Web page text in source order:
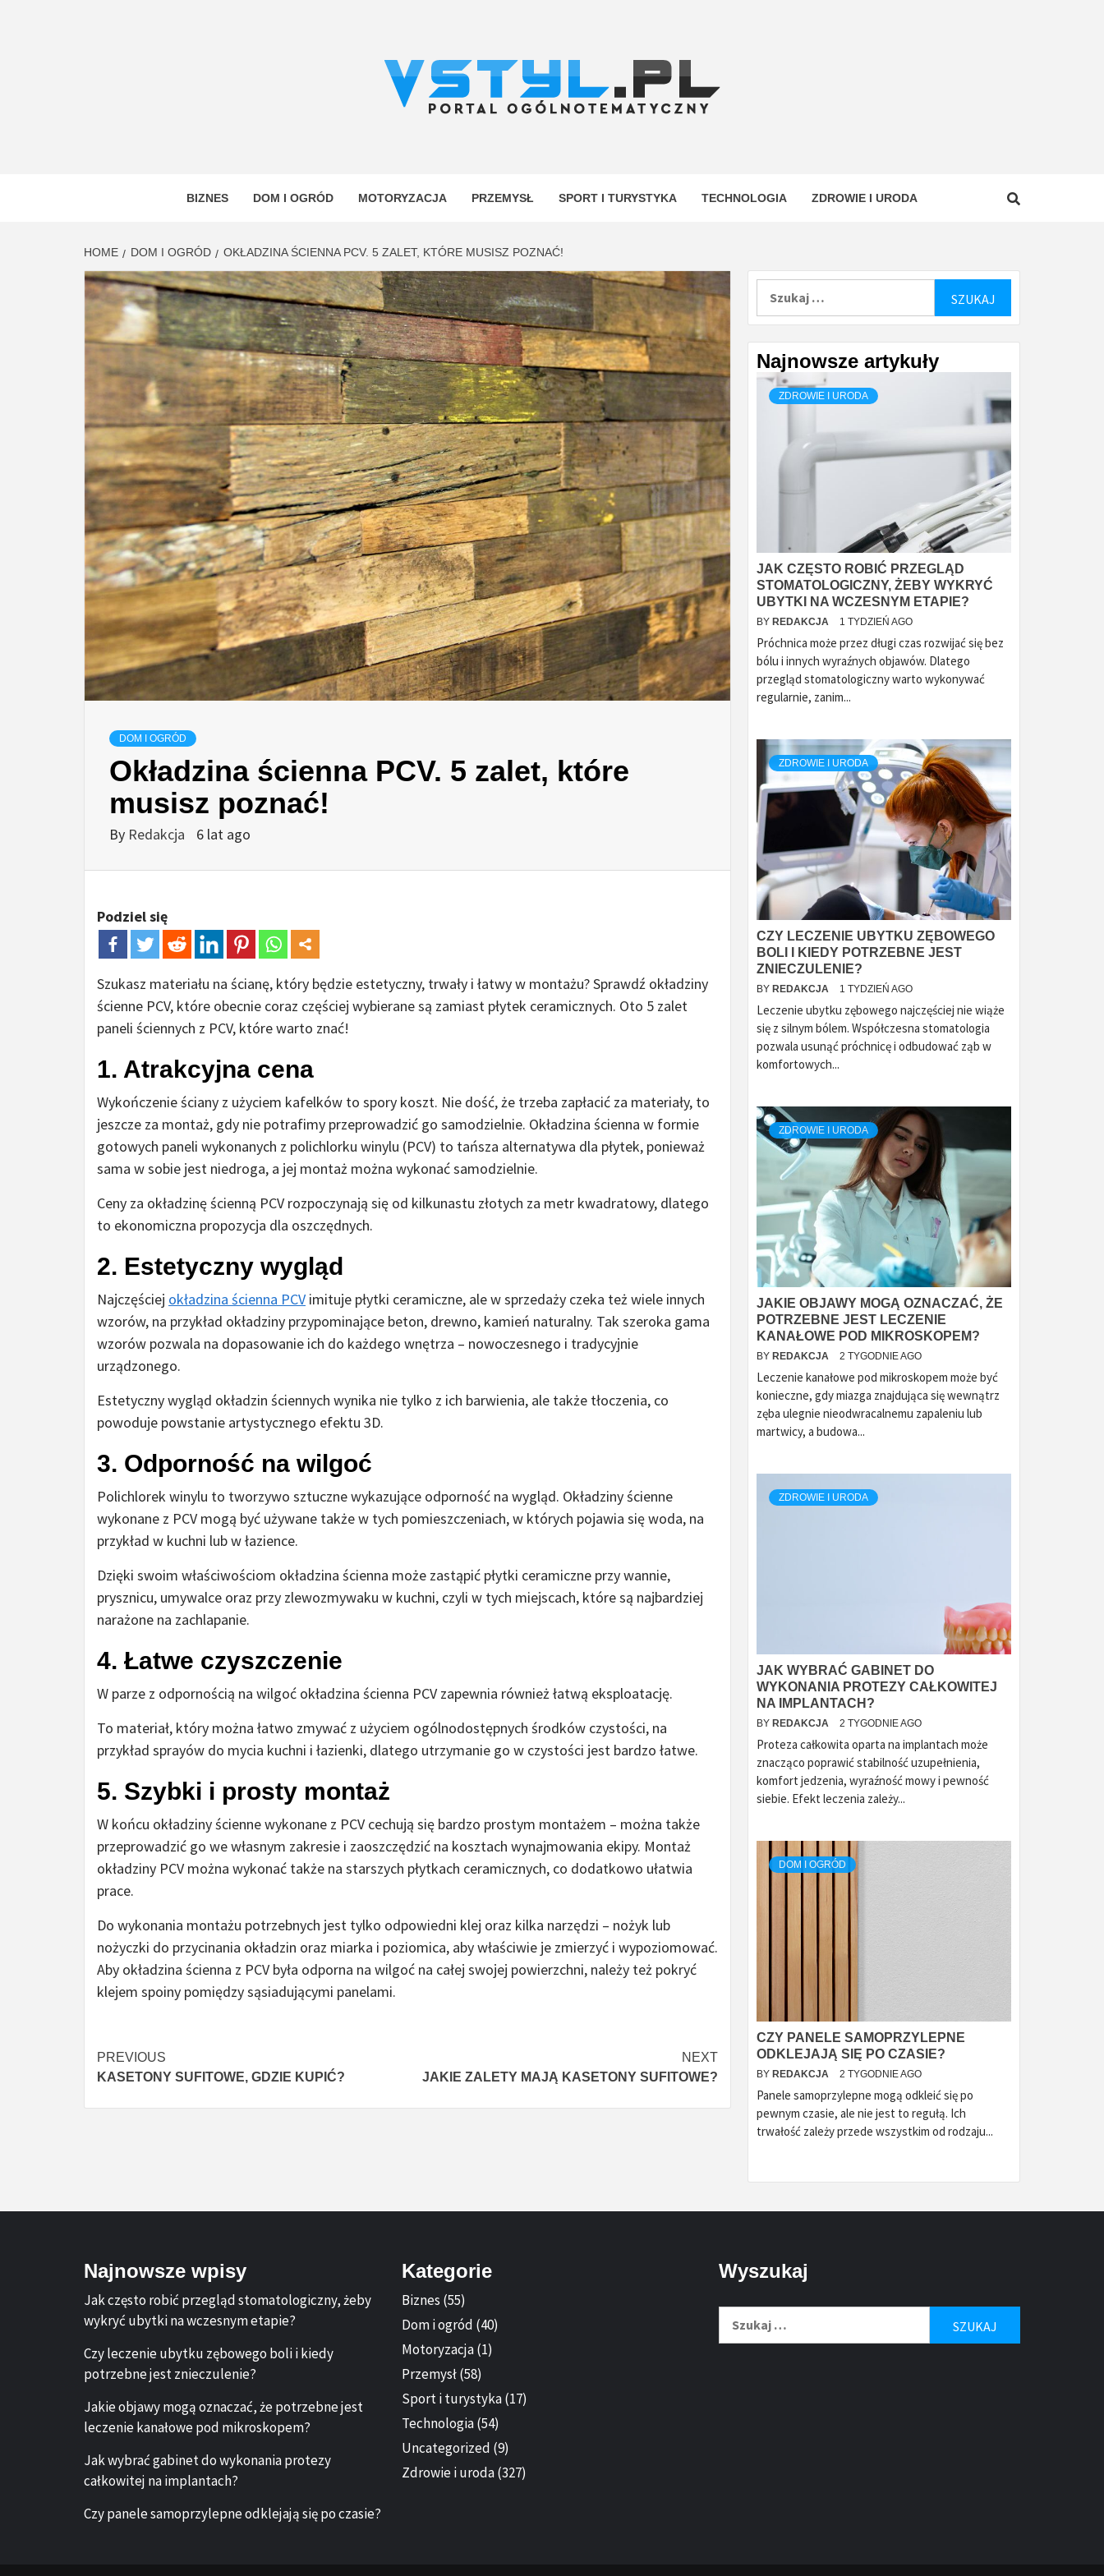
VSTYL.PL
BIZNES DOM I OGRÓD MOTORYZACJA PRZEMYSŁ SPORT I TURYSTYKA TECHNOLOGIA ZDROWIE I URODA
HOME DOM I OGRÓD OKŁADZINA ŚCIENNA PCV. 5 ZALET, KTÓRE MUSISZ POZNAĆ!
DOM I OGRÓD
Okładzina ścienna PCV. 5 zalet, które
musisz poznać!
By Redakcja 6 lat ago
Podziel się
Szukasz materiału na ścianę, który będzie estetyczny, trwały i łatwy w montażu? Sprawdź okładziny
ścienne PCV, które obecnie coraz częściej wybierane są zamiast płytek ceramicznych. Oto 5 zalet
paneli ściennych z PCV, które warto znać!
1. Atrakcyjna cena
Wykończenie ściany z użyciem kafelków to spory koszt. Nie dość, że trzeba zapłacić za materiały, to
jeszcze za montaż, gdy nie potrafimy przeprowadzić go samodzielnie. Okładzina ścienna w formie
gotowych paneli wykonanych z polichlorku winylu (PCV) to tańsza alternatywa dla płytek, ponieważ
sama w sobie jest niedroga, a jej montaż można wykonać samodzielnie.
Ceny za okładzinę ścienną PCV rozpoczynają się od kilkunastu złotych za metr kwadratowy, dlatego
to ekonomiczna propozycja dla oszczędnych.
2. Estetyczny wygląd
Najczęściej okładzina ścienna PCVimituje płytki ceramiczne, ale w sprzedaży czeka też wiele innych
wzorów, na przykład okładziny przypominające beton, drewno, kamień naturalny. Tak szeroka gama
wzorów pozwala na dopasowanie ich do każdego wnętrza – nowoczesnego i tradycyjnie
urządzonego.
Estetyczny wygląd okładzin ściennych wynika nie tylko z ich barwienia, ale także tłoczenia, co
powoduje powstanie artystycznego efektu 3D.
3. Odporność na wilgoć
Polichlorek winylu to tworzywo sztuczne wykazujące odporność na wygląd. Okładziny ścienne
wykonane z PCV mogą być używane także w tych pomieszczeniach, w których pojawia się woda, na
przykład w kuchni lub w łazience.
Dzięki swoim właściwościom okładzina ścienna może zastąpić płytki ceramiczne przy wannie,
prysznicu, umywalce oraz przy zlewozmywaku w kuchni, czyli w tych miejscach, które są najbardziej
narażone na zachlapanie.
4. Łatwe czyszczenie
W parze z odpornością na wilgoć okładzina ścienna PCV zapewnia również łatwą eksploatację.
To materiał, który można łatwo zmywać z użyciem ogólnodostępnych środków czystości, na
przykład sprayów do mycia kuchni i łazienki, dlatego utrzymanie go w czystości jest bardzo łatwe.
5. Szybki i prosty montaż
W końcu okładziny ścienne wykonane z PCV cechują się bardzo prostym montażem – można także
przeprowadzić go we własnym zakresie i zaoszczędzić na kosztach wynajmowania ekipy. Montaż
okładziny PCV można wykonać także na starszych płytkach ceramicznych, co dodatkowo ułatwia
prace.
Do wykonania montażu potrzebnych jest tylko odpowiedni klej oraz kilka narzędzi – nożyk lub
nożyczki do przycinania okładzin oraz miarka i poziomica, aby właściwie je zmierzyć i wypoziomować.
Aby okładzina ścienna z PCV była odporna na wilgoć na całej swojej powierzchni, należy też pokryć
klejem spoiny pomiędzy sąsiadującymi panelami.
Continue
Reading
PREVIOUS
KASETONY SUFITOWE, GDZIE KUPIĆ?
NEXT
JAKIE ZALETY MAJĄ KASETONY SUFITOWE?
Najnowsze artykuły
ZDROWIE I URODA
JAK CZĘSTO ROBIĆ PRZEGLĄD
STOMATOLOGICZNY, ŻEBY WYKRYĆ
UBYTKI NA WCZESNYM ETAPIE?
BY REDAKCJA 1 TYDZIEŃ AGO
Próchnica może przez długi czas rozwijać się bez
bólu i innych wyraźnych objawów. Dlatego
przegląd stomatologiczny warto wykonywać
regularnie, zanim...
ZDROWIE I URODA
CZY LECZENIE UBYTKU ZĘBOWEGO
BOLI I KIEDY POTRZEBNE JEST
ZNIECZULENIE?
BY REDAKCJA 1 TYDZIEŃ AGO
Leczenie ubytku zębowego najczęściej nie wiąże
się z silnym bólem. Współczesna stomatologia
pozwala usunąć próchnicę i odbudować ząb w
komfortowych...
ZDROWIE I URODA
JAKIE OBJAWY MOGĄ OZNACZAĆ, ŻE
POTRZEBNE JEST LECZENIE
KANAŁOWE POD MIKROSKOPEM?
BY REDAKCJA 2 TYGODNIE AGO
Leczenie kanałowe pod mikroskopem może być
konieczne, gdy miazga znajdująca się wewnątrz
zęba ulegnie nieodwracalnemu zapaleniu lub
martwicy, a budowa...
ZDROWIE I URODA
JAK WYBRAĆ GABINET DO
WYKONANIA PROTEZY CAŁKOWITEJ
NA IMPLANTACH?
BY REDAKCJA 2 TYGODNIE AGO
Proteza całkowita oparta na implantach może
znacząco poprawić stabilność uzupełnienia,
komfort jedzenia, wyraźność mowy i pewność
siebie. Efekt leczenia zależy...
DOM I OGRÓD
CZY PANELE SAMOPRZYLEPNE
ODKLEJAJĄ SIĘ PO CZASIE?
BY REDAKCJA 2 TYGODNIE AGO
Panele samoprzylepne mogą odkleić się po
pewnym czasie, ale nie jest to regułą. Ich
trwałość zależy przede wszystkim od rodzaju...
Najnowsze wpisy
Jak często robić przegląd stomatologiczny, żeby
wykryć ubytki na wczesnym etapie?
Czy leczenie ubytku zębowego boli i kiedy
potrzebne jest znieczulenie?
Jakie objawy mogą oznaczać, że potrzebne jest
leczenie kanałowe pod mikroskopem?
Jak wybrać gabinet do wykonania protezy
całkowitej na implantach?
Czy panele samoprzylepne odklejają się po czasie?
Kategorie
Biznes (55)
Dom i ogród (40)
Motoryzacja(1)
Przemysł(58)
Sport i turystyka(17)
Technologia(54)
Uncategorized (9)
Zdrowie i uroda(327)
Wyszukaj